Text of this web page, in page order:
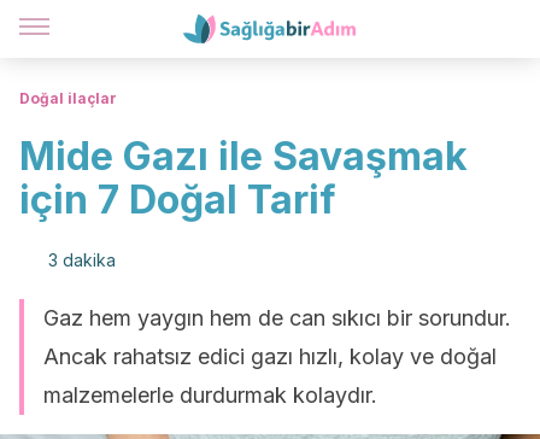
Doğal ilaçlar
Mide Gazı ile Savaşmak
için 7 Doğal Tarif
3 dakika
Gaz hem yaygın hem de can sıkıcı bir sorundur.
Ancak rahatsız edici gazı hızlı, kolay ve doğal
malzemelerle durdurmak kolaydır.